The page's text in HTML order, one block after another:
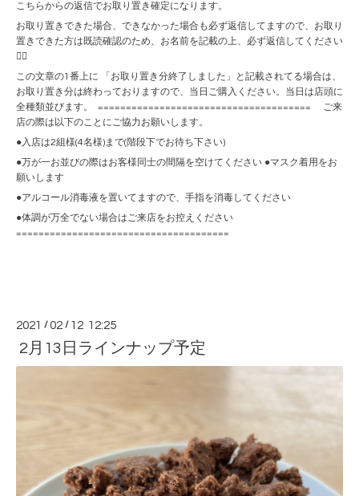
こちらからの返信でお取り置き確定になります。
お取り置きできた場合、できなかった場合も必ず返信してますので、お取り
置きできた方は既読確認のため、お名前を記載の上、必ず返信してください
🙇‍♀️
この文章の1番上に 「お取り置き分終了しました」と記載されてる場合は、
お取り置き分は終わっておりますので、当日ご購入ください。当日は店頭に
全種類並びます。 ====================================== ご来
店の際は以下のことにご協力お願いします。
●入店は2組様(4名様)まで(階段下でお待ち下さい)
●万が一お並びの際はお客様同士の間隔を空けてください ●マスク着用をお
願いします
●アルコール消毒液を置いてますので、手指を消毒してください
●体調が万全でない場合はご来店をお控えください
======================================
2021 /02 / 12 12:25
2月13日ラインナップ予定